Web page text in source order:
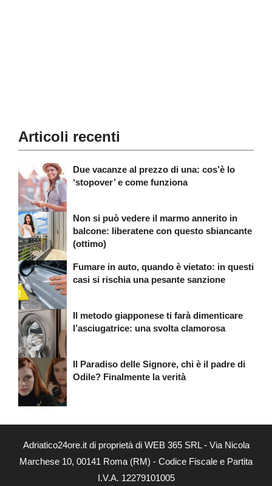
Articoli recenti
Due vacanze al prezzo di una: cos’è lo
‘stopover’ e come funziona
Non si può vedere il marmo annerito in
balcone: liberatene con questo sbiancante
(ottimo)
Fumare in auto, quando è vietato: in questi
casi si rischia una pesante sanzione
Il metodo giapponese ti farà dimenticare
l’asciugatrice: una svolta clamorosa
Il Paradiso delle Signore, chi è il padre di
Odile? Finalmente la verità
Adriatico24ore.it di proprietà di WEB 365 SRL - Via Nicola
Marchese 10, 00141 Roma (RM) - Codice Fiscale e Partita
I.V.A. 12279101005